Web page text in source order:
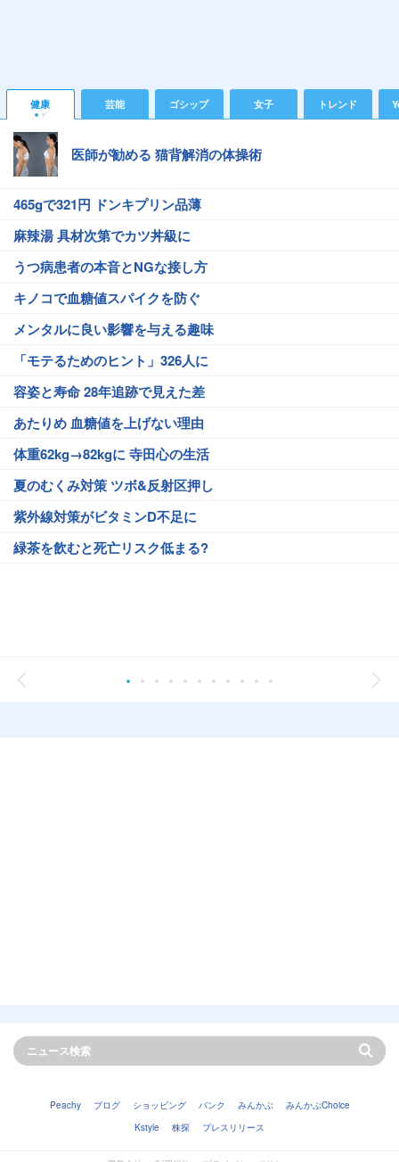
健康 芸能 ゴシップ 女子 トレンド
医師が勧める 猫背解消の体操術
465gで321円 ドンキプリン品薄
麻辣湯 具材次第でカツ丼級に
うつ病患者の本音とNGな接し方
キノコで血糖値スパイクを防ぐ
メンタルに良い影響を与える趣味
「モテるためのヒント」326人に
容姿と寿命 28年追跡で見えた差
あたりめ 血糖値を上げない理由
体重62kg→82kgに 寺田心の生活
夏のむくみ対策 ツボ&反射区押し
紫外線対策がビタミンD不足に
緑茶を飲むと死亡リスク低まる?
Peachy ブログ ショッピング バンク みんかぶ
みんかぶChoice
Kstyle
株探 プレスリリース